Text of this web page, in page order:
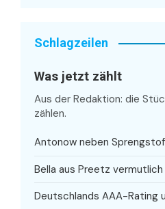
Schlagzeilen
Was jetzt zählt
Aus der Redaktion: die
zählen.
Antonow neben
Bella aus Preetz
Deutschlands AAA-Rating